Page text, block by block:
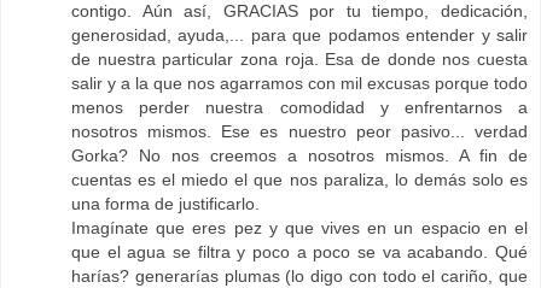
contigo. Aún así, GRACIAS por tu tiempo, dedicación,
generosidad, ayuda,... para que podamos entender y salir
de nuestra particular zona roja. Esa de donde nos cuesta
salir y a la que nos agarramos con mil excusas porque todo
menos perder nuestra comodidad y enfrentarnos a
nosotros mismos. Ese es nuestro peor pasivo... verdad
Gorka? No nos creemos a nosotros mismos. A fin de
cuentas es el miedo el que nos paraliza, lo demás solo es
una forma de justificarlo.
Imagínate que eres pez y que vives en un espacio en el
que el agua se filtra y poco a poco se va acabando. Qué
harías? generarías plumas (lo digo con todo el cariño, que